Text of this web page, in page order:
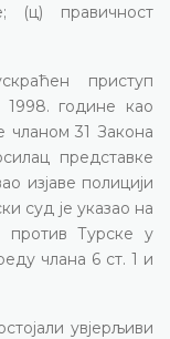
(ц) правичност
приступ
године као
чланом 31 Закона
представке
изјаве полицији
суд је указао на
против Турске у
члана 6 ст. 1 и
увјерљиви